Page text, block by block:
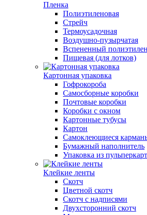
Пленка
Полиэтиленовая
Стрейч
Термоусадочная
Воздушно-пузырчатая
Вспененный полиэтилен
Пищевая (для лотков)
Картонная упаковка
Гофрокороба
Самосборные коробки
Почтовые коробки
Коробки с окном
Картонные тубусы
Картон
Самоклеющиеся
Бумажный наполнитель
Упаковка из
Клейкие ленты
Скотч
Цветной скотч
Скотч с надписями
Двухсторонний скотч